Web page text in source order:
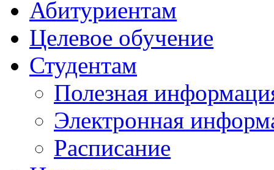
Абитуриентам
Целевое обучение
Студентам
Полезная
Электронная
Расписание